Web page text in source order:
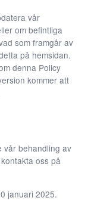
vår
om befintliga
som framgår av
på hemsidan.
denna Policy
kommer att
vår behandling av
oss på
januari 2025.